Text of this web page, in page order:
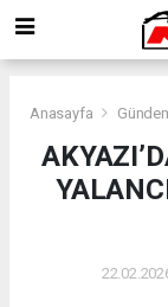
Anasayfa